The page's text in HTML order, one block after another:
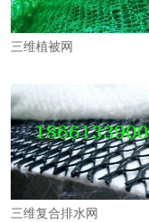
三维植被网
三维复合排水网